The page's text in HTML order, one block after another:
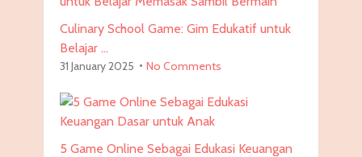
Culinary School Game: Gim Edukatif untuk
Belajar …
31 January 2025 No Comments
5 Game Online Sebagai Edukasi Keuangan